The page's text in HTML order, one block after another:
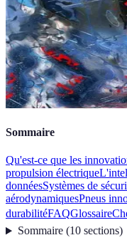
Sommaire
Qu'est-ce que les
propulsion électrique
donnéesSystèmes de
aérodynamiquesPneus
durabilitéFAQGlossaire
Sommaire(10 sections)